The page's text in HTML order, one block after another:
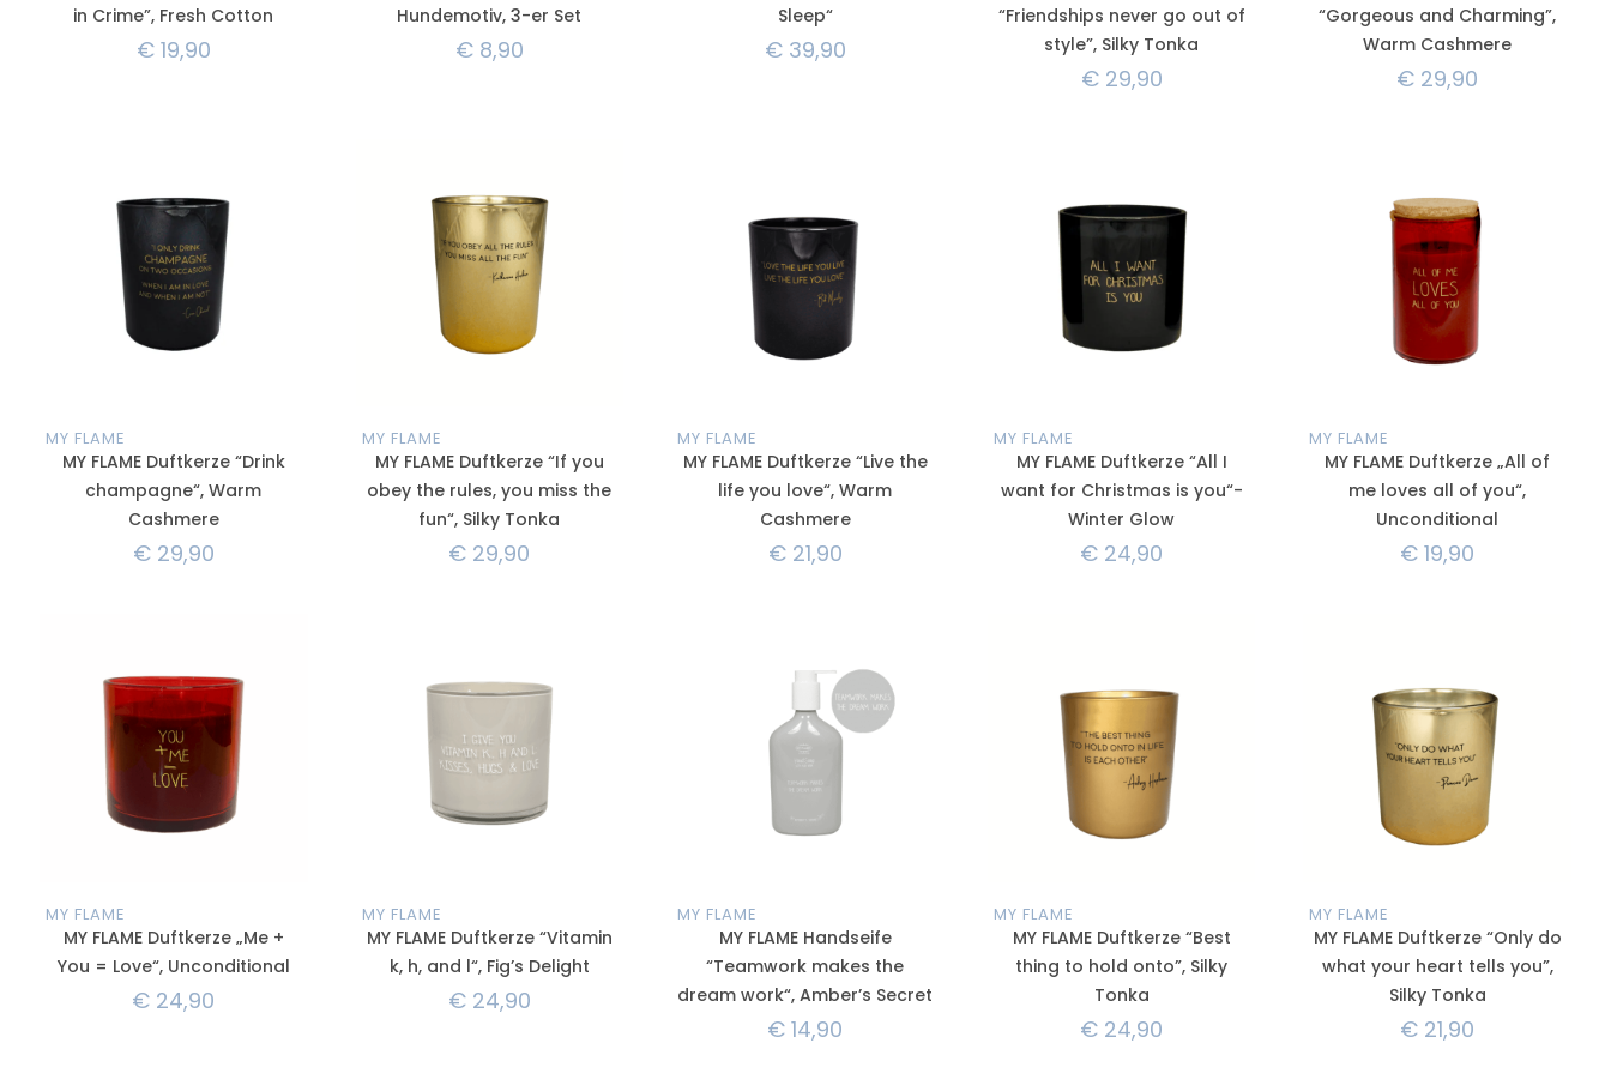
in Crime”, Fresh Cotton
€19,90
Hundemotiv, 3-er Set
€8,90
Sleep“
€39,90
“Friendships never go out of
style”, Silky Tonka
€29,90
“Gorgeous and Charming”,
Warm Cashmere
€ 29,90
MY FLAME
MY FLAME Duftkerze “Drink
champagne“, Warm
Cashmere
€29,90
MY FLAME
MY FLAME Duftkerze “If you
obey the rules, you miss the
fun“, Silky Tonka
€ 29,90
MY FLAME
MY FLAME Duftkerze “Live the
life you love“, Warm
Cashmere
€21,90
MY FLAME
MY FLAME Duftkerze “All I
want for Christmas is you“-
Winter Glow
€ 24,90
MY FLAME
MY FLAME Duftkerze „All of
me loves all of you“,
Unconditional
€ 19,90
MY FLAME
MY FLAME Duftkerze „Me +
You = Love“, Unconditional
€ 24,90
MY FLAME
MY FLAME Duftkerze “Vitamin
k, h, and l“, Fig’s Delight
€24,90
MY FLAME
MY FLAME Handseife
“Teamwork makes the
dream work“, Amber’s Secret
€ 14,90
MY FLAME
MY FLAME Duftkerze “Best
thing to hold onto”, Silky
Tonka
€ 24,90
MY FLAME
MY FLAME Duftkerze “Only do
what your heart tells you”,
Silky Tonka
€ 21,90